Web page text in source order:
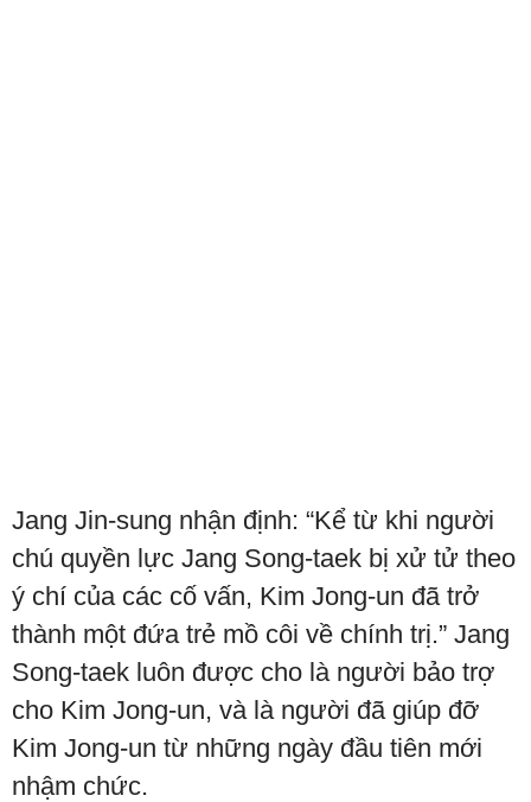
Jang Jin-sung nhận định: “Kể từ khi người
chú quyền lực Jang Song-taek bị xử tử theo
ý chí của các cố vấn, Kim Jong-un đã trở
thành một đứa trẻ mồ côi về chính trị.” Jang
Song-taek luôn được cho là người bảo trợ
cho Kim Jong-un, và là người đã giúp đỡ
Kim Jong-un từ những ngày đầu tiên mới
nhậm chức.